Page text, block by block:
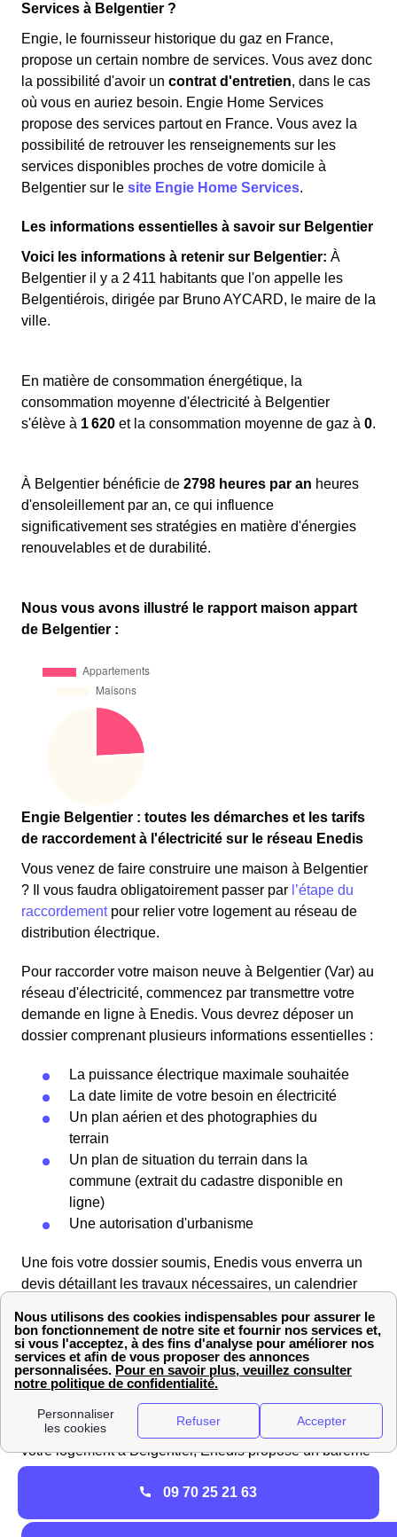
Services à Belgentier ?
Engie, le fournisseur historique du gaz en France,
propose un certain nombre de services. Vous avez donc
la possibilité d'avoir un contrat d'entretien, dans le cas
où vous en auriez besoin. Engie Home Services
propose des services partout en France. Vous avez la
possibilité de retrouver les renseignements sur les
services disponibles proches de votre domicile à
Belgentier sur le site Engie Home Services.
Les informations essentielles à savoir sur Belgentier
Voici les informations à retenir sur Belgentier: À
Belgentier il y a 2 411 habitants que l'on appelle les
Belgentiérois, dirigée par Bruno AYCARD, le maire de la
ville.
En matière de consommation énergétique, la
consommation moyenne d'électricité à Belgentier
s'élève à 1 620 et la consommation moyenne de gaz à 0.
À Belgentier bénéficie de 2798 heures par an heures
d'ensoleillement par an, ce qui influence
significativement ses stratégies en matière d'énergies
renouvelables et de durabilité.
Nous vous avons illustré le rapport maison appart
de Belgentier :
Engie Belgentier : toutes les démarches et les tarifs
de raccordement à l'électricité sur le réseau Enedis
Vous venez de faire construire une maison à Belgentier
? Il vous faudra obligatoirement passer par l’étape du
raccordementpour relier votre logement au réseau de
distribution électrique.
Pour raccorder votre maison neuve à Belgentier (Var) au
réseau d'électricité, commencez par transmettre votre
demande en ligne à Enedis. Vous devrez déposer un
dossier comprenant plusieurs informations essentielles :
La puissance électrique maximale souhaitée
La date limite de votre besoin en électricité
Un plan aérien et des photographies du
terrain
Un plan de situation du terrain dans la
commune (extrait du cadastre disponible en
ligne)
Une autorisation d'urbanisme
Une fois votre dossier soumis, Enedis vous enverra un
devis détaillant les travaux nécessaires, un calendrier
professionnel Enedis Var dédié à votre projet. Vous
aurez trois mois pour accepter le devis et verser un
acompte. Après cela, les travaux de raccordement seront
réalisés.
Pour obtenir une estimation du coût du raccordement de
votre logement à Belgentier, Enedis propose un barème
tarifaire pour les raccordements. Vous pouvez consulter
les tarifs dans le tableau ci-dessous :
09 70 25 21 63